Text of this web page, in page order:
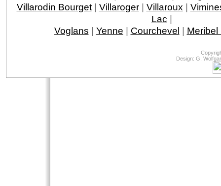
Villarodin Bourget| Villaroger| Villaroux |
Lac |
Voglans | Yenne | Courchevel | Meribel
Design: G.